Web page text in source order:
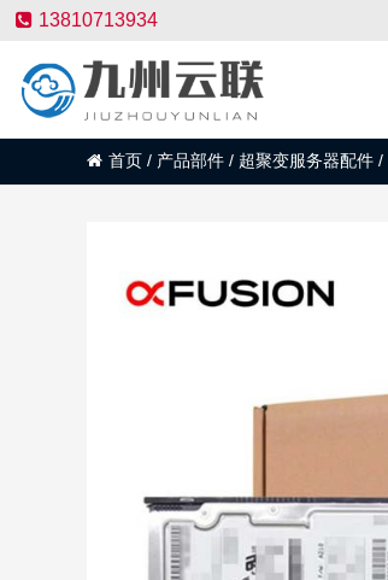
13810713934
首页 / 产品部件 / 超聚变服务器配件 /